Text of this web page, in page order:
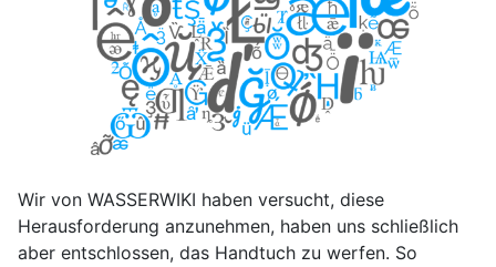
Wir von WASSERWIKI haben versucht, diese
Herausforderung anzunehmen, haben uns schließlich
aber entschlossen, das Handtuch zu werfen. So